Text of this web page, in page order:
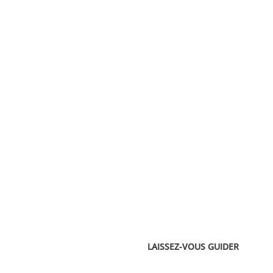
LAISSEZ-VOUS GUIDER